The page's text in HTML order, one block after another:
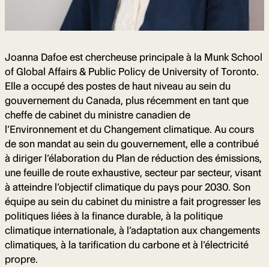
Joanna Dafoe est chercheuse principale à la Munk School
of Global Affairs & Public Policy de University of Toronto.
Elle a occupé des postes de haut niveau au sein du
gouvernement du Canada, plus récemment en tant que
cheffe de cabinet du ministre canadien de
l’Environnement et du Changement climatique. Au cours
de son mandat au sein du gouvernement, elle a contribué
à diriger l’élaboration du Plan de réduction des émissions,
une feuille de route exhaustive, secteur par secteur, visant
à atteindre l’objectif climatique du pays pour 2030. Son
équipe au sein du cabinet du ministre a fait progresser les
politiques liées à la finance durable, à la politique
climatique internationale, à l’adaptation aux changements
climatiques, à la tarification du carbone et à l’électricité
propre.